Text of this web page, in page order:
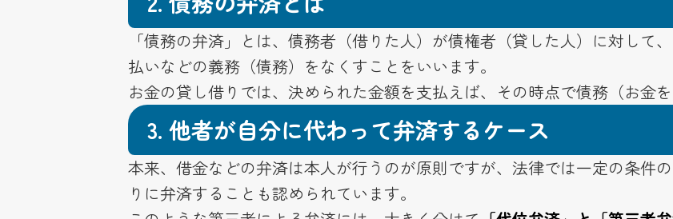
「債務の弁済」とは、債務者（借りた人）が債権者（貸した人）に対して
払いなどの義務（債務）をなくすことをいいます。
お金の貸し借りでは、決められた金額を支払えば、その時点で債務（お金
3. 他者が自分に代わって弁済するケース
本来、借金などの弁済は本人が行うのが原則ですが、法律では一定の条件
りに弁済することも認められています。